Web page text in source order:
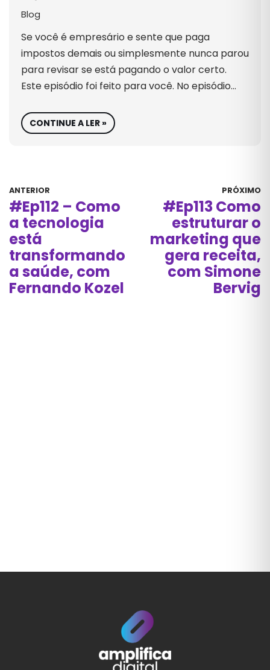
Blog
Se você é empresário e sente que paga
impostos demais ou simplesmente nunca parou
para revisar se está pagando o valor certo.
Este episódio foi feito para você. No episódio…
CONTINUE A LER »
ANTERIOR
#Ep112 – Como
a tecnologia
está
transformando
a saúde, com
Fernando Kozel
PRÓXIMO
#Ep113 Como
estruturar o
marketing que
gera receita,
com Simone
Bervig